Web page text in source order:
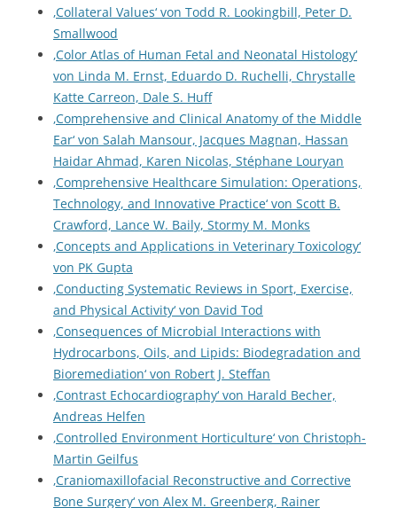
‚Collateral Values‘ von Todd R. Lookingbill, Peter D.
Smallwood
‚Color Atlas of Human Fetal and Neonatal Histology‘
von Linda M. Ernst, Eduardo D. Ruchelli, Chrystalle
Katte Carreon, Dale S. Huff
‚Comprehensive and Clinical Anatomy of the Middle
Ear‘ von Salah Mansour, Jacques Magnan, Hassan
Haidar Ahmad, Karen Nicolas, Stéphane Louryan
‚Comprehensive Healthcare Simulation: Operations,
Technology, and Innovative Practice‘ von Scott B.
Crawford, Lance W. Baily, Stormy M. Monks
‚Concepts and Applications in Veterinary Toxicology‘
von PK Gupta
‚Conducting Systematic Reviews in Sport, Exercise,
and Physical Activity‘ von David Tod
‚Consequences of Microbial Interactions with
Hydrocarbons, Oils, and Lipids: Biodegradation and
Bioremediation‘ von Robert J. Steffan
‚Contrast Echocardiography‘ von Harald Becher,
Andreas Helfen
‚Controlled Environment Horticulture‘ von Christoph-
Martin Geilfus
‚Craniomaxillofacial Reconstructive and Corrective
Bone Surgery‘ von Alex M. Greenberg, Rainer